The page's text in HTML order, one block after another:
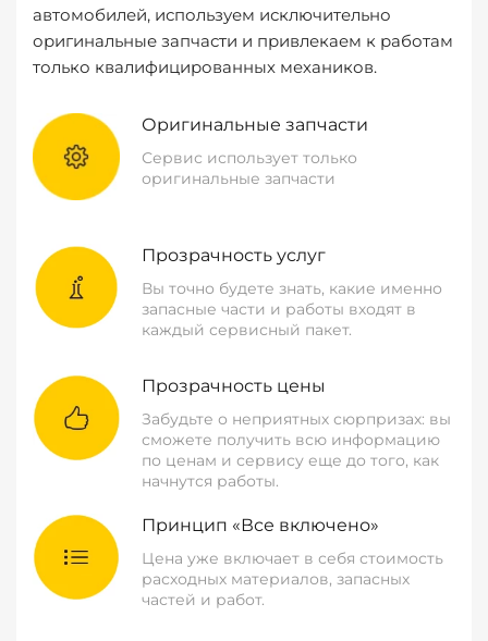
автомобилей, используем исключительно
оригинальные запчасти и привлекаем к работам
только квалифицированных механиков.
Оригинальные запчасти
Сервис использует только
оригинальные запчасти
Прозрачность услуг
Вы точно будете знать, какие именно
запасные части и работы входят в
каждый сервисный пакет.
Прозрачность цены
Забудьте о неприятных сюрпризах: вы
сможете получить всю информацию
по ценам и сервису еще до того, как
начнутся работы.
Принцип «Все включено»
Цена уже включает в себя стоимость
расходных материалов, запасных
частей и работ.